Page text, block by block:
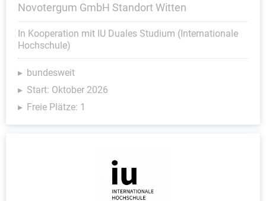
Novotergum GmbH Standort Witten
In Kooperation mit IU Duales Studium (Internationale
Hochschule)
bundesweit
Start: Oktober 2026
Freie Plätze: 1